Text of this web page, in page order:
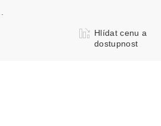
Hlídat cenu a
dostupnost